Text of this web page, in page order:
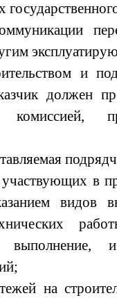
и
должен
в
видов
на